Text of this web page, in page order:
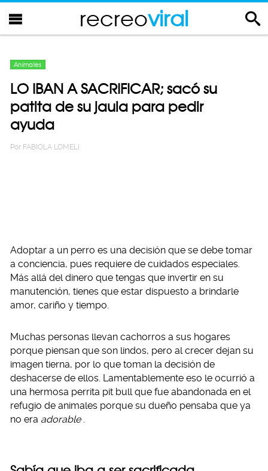
recreoviral
Animales
LO IBAN A SACRIFICAR; sacó su
patita de su jaula para pedir
ayuda
Por FABIOLA LOMELI
Adoptar a un perro es una decisión que se debe tomar
a conciencia, pues requiere de cuidados especiales.
Más allá del dinero que tengas que invertir en su
manutención, tienes que estar dispuesto a brindarle
amor, cariño y tiempo.
Muchas personas llevan cachorros a sus hogares
porque piensan que son lindos, pero al crecer dejan su
imagen tierna, por lo que toman la decisión de
deshacerse de ellos. Lamentablemente eso le ocurrió a
una hermosa perrita pit bull que fue abandonada en el
refugio de animales porque su dueño pensaba que ya
no era adorable .